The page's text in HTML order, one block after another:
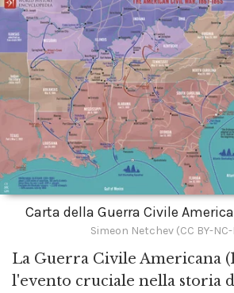
Carta della Guerra Civile
Simeon Netchev (CC BY-
La Guerra Civile Americana
l'evento cruciale nella storia